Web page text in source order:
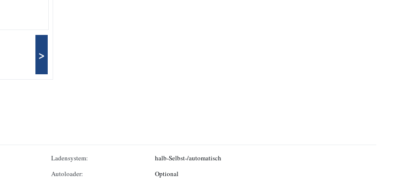
>
Ladensystem:
halb-Selbst-/automatisch
Autoloader: Optional